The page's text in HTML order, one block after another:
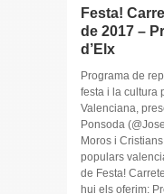
Festa!
de 2017 –
d’Elx
Programa de
festa i la cultura
Valenciana,
Ponsoda
Moros i
populars
de Festa!
hui els oferim: